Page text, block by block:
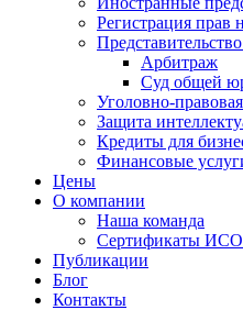
Регистрация прав
Арбитраж
Суд общей
Уголовно-
Защита
Кредиты для
Финансовые
Цены
О компании
Наша команда
Сертификаты ИСО
Публикации
Блог
Контакты